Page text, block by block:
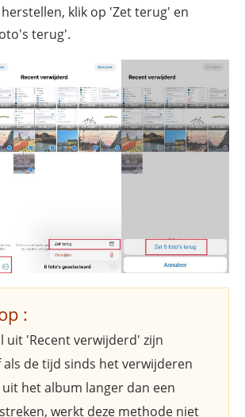
klik op 'Zet terug' en
terug'.
:
uit 'Recent verwijderd' zijn
de tijd sinds het verwijderen
het album langer dan een
werkt deze methode niet